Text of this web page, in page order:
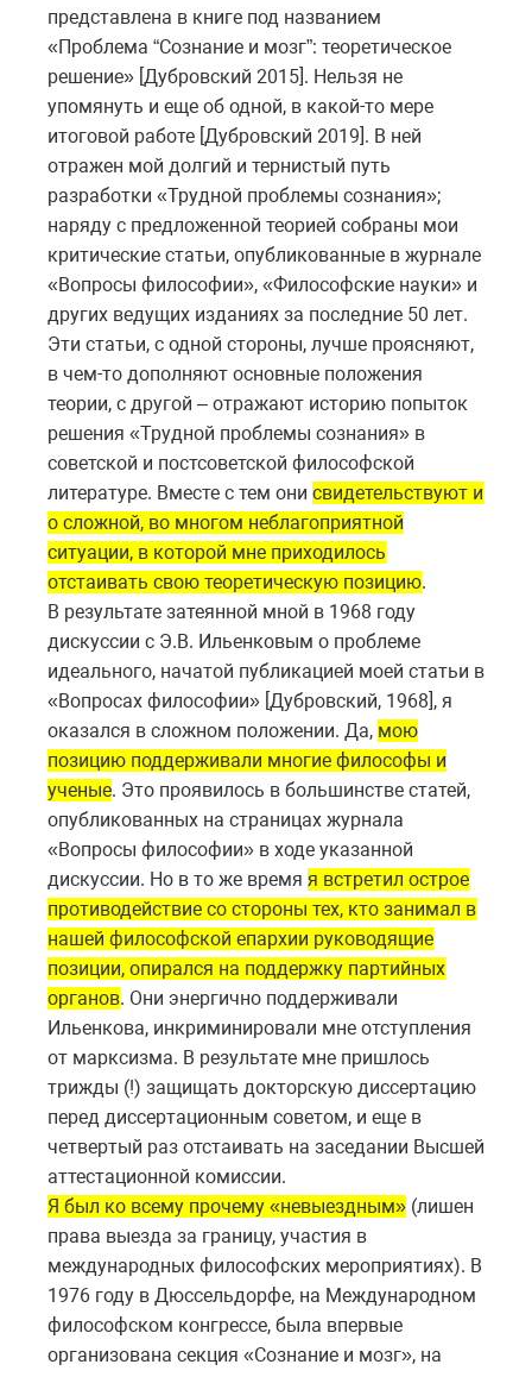
представлена в книге под названием
«Проблема “Сознание и мозг”: теоретическое
решение» [Дубровский 2015]. Нельзя не
упомянуть и еще об одной, в какой-то мере
итоговой работе [Дубровский 2019]. В ней
отражен мой долгий и тернистый путь
разработки «Трудной проблемы сознания»;
наряду с предложенной теорией собраны мои
критические статьи, опубликованные в журнале
«Вопросы философии», «Философские науки» и
других ведущих изданиях за последние 50 лет.
Эти статьи, с одной стороны, лучше проясняют,
в чем-то дополняют основные положения
теории, с другой – отражают историю попыток
решения «Трудной проблемы сознания» в
советской и постсоветской философской
литературе. Вместе с тем они свидетельствуют и
о сложной, во многом неблагоприятной
ситуации, в которой мне приходилось
отстаивать свою теоретическую позицию.
В результате затеянной мной в 1968 году
дискуссии с Э.В. Ильенковым о проблеме
идеального, начатой публикацией моей статьи в
«Вопросах философии» [Дубровский, 1968], я
оказался в сложном положении. Да, мою
позицию поддерживали многие философы и
ученые. Это проявилось в большинстве статей,
опубликованных на страницах журнала
«Вопросы философии» в ходе указанной
дискуссии. Но в то же время я встретил острое
противодействие со стороны тех, кто занимал в
нашей философской епархии руководящие
позиции, опирался на поддержку партийных
органов. Они энергично поддерживали
Ильенкова, инкриминировали мне отступления
от марксизма. В результате мне пришлось
трижды (!) защищать докторскую диссертацию
перед диссертационным советом, и еще в
четвертый раз отстаивать на заседании Высшей
аттестационной комиссии.
Я был ко всему прочему «невыездным» (лишен
права выезда за границу, участия в
международных философских мероприятиях). В
1976 году в Дюссельдорфе, на Международном
философском конгрессе, была впервые
организована секция «Сознание и мозг», на